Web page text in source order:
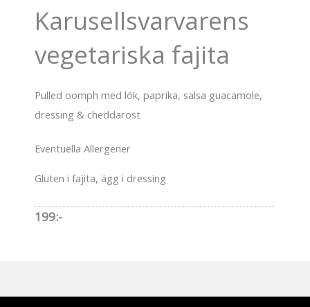
Karusellsvarvarens
vegetariska fajita
Pulled oomph med lök, paprika, salsa guacamole,
dressing & cheddarost
Eventuella Allergener
Gluten i fajita, ägg i dressing
199:-